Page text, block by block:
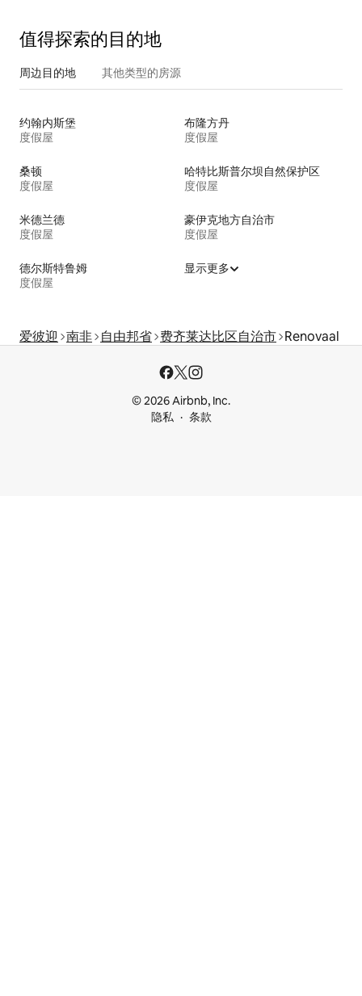
值得探索的目的地
周边目的地 其他类型的房源
约翰内斯堡
度假屋
布隆方丹
度假屋
桑顿
度假屋
哈特比斯普尔坝自然保护区
度假屋
米德兰德
度假屋
豪伊克地方自治市
度假屋
德尔斯特鲁姆
度假屋
显示更多
爱彼迎 南非 自由邦省 费齐莱达比区自治市 Renovaal
© 2026 Airbnb, Inc.
隐私
条款